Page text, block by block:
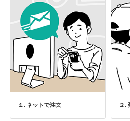
１. ネットで注文 ２.